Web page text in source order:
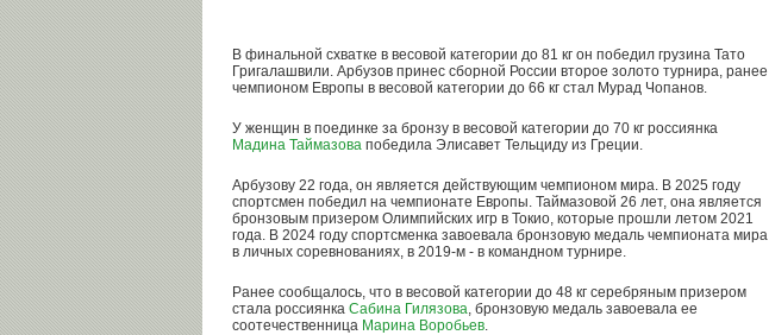
В финальной схватке в весовой категории до 81 кг он победил грузина Тато
Григалашвили. Арбузов принес сборной России второе золото турнира, ранее
чемпионом Европы в весовой категории до 66 кг стал Мурад Чопанов.
У женщин в поединке за бронзу в весовой категории до 70 кг россиянка
Мадина Таймазова победила Элисавет Тельциду из Греции.
Арбузову 22 года, он является действующим чемпионом мира. В 2025 году
спортсмен победил на чемпионате Европы. Таймазовой 26 лет, она является
бронзовым призером Олимпийских игр в Токио, которые прошли летом 2021
года. В 2024 году спортсменка завоевала бронзовую медаль чемпионата мира
в личных соревнованиях, в 2019-м - в командном турнире.
Ранее сообщалось, что в весовой категории до 48 кг серебряным призером
стала россиянка Сабина Гилязова, бронзовую медаль завоевала ее
соотечественница Марина Воробьев.